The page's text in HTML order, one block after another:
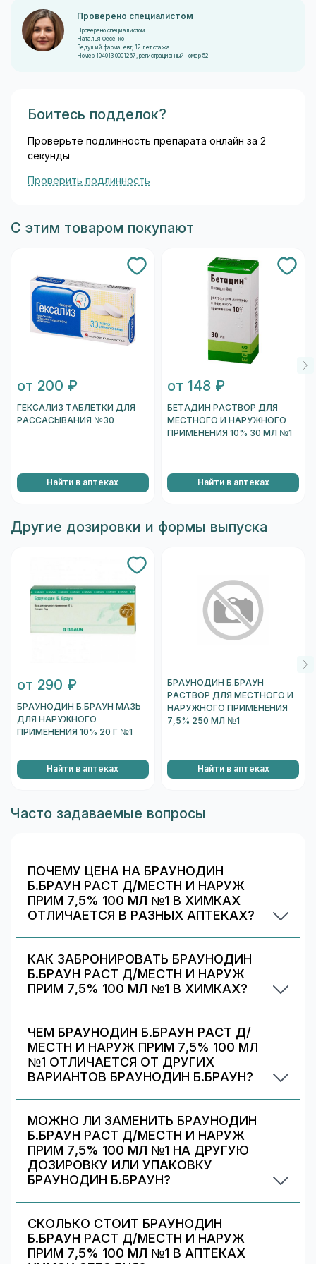
Проверено специалистом
Проверено специалистом
Наталья Фесенко
Ведущий фармацевт, 12 лет стажа
Номер 104013 0001267, регистрационный номер 52
Боитесь подделок?
Проверьте подлинность препарата онлайн за 2
секунды
Проверить подлинность
С этим товаром покупают
от 200 ₽
ГЕКСАЛИЗ ТАБЛЕТКИ ДЛЯ
РАССАСЫВАНИЯ №30
Найти в аптеках
от 148 ₽
БЕТАДИН РАСТВОР ДЛЯ
МЕСТНОГО И НАРУЖНОГО
ПРИМЕНЕНИЯ 10% 30 МЛ №1
Найти в аптеках
Другие дозировки и формы выпуска
от 290 ₽
БРАУНОДИН Б.БРАУН МАЗЬ
ДЛЯ НАРУЖНОГО
ПРИМЕНЕНИЯ 10% 20 Г №1
Найти в аптеках
БРАУНОДИН Б.БРАУН
РАСТВОР ДЛЯ МЕСТНОГО И
НАРУЖНОГО ПРИМЕНЕНИЯ
7,5% 250 МЛ №1
Найти в аптеках
Часто задаваемые вопросы
ПОЧЕМУ ЦЕНА НА БРАУНОДИН
Б.БРАУН РАСТ Д/МЕСТН И НАРУЖ
ПРИМ 7,5% 100 МЛ №1 В ХИМКАХ
ОТЛИЧАЕТСЯ В РАЗНЫХ АПТЕКАХ?
разных аптек в Химках — выбирайте самое
выгодное и удобное по адресу/времени
КАК ЗАБРОНИРОВАТЬ БРАУНОДИН
Б.БРАУН РАСТ Д/МЕСТН И НАРУЖ
ПРИМ 7,5% 100 МЛ №1 В ХИМКАХ?
(если доступно). После оформления получите
номер заказа и выкупите препарат в аптеке.
ЧЕМ БРАУНОДИН Б.БРАУН РАСТ Д/
МЕСТН И НАРУЖ ПРИМ 7,5% 100 МЛ
№1 ОТЛИЧАЕТСЯ ОТ ДРУГИХ
ВАРИАНТОВ БРАУНОДИН Б.БРАУН?
объёмом/упаковкой. В блоке «Формы выпуска»
можно сравнить цены и наличие по другим
вариантам.
МОЖНО ЛИ ЗАМЕНИТЬ БРАУНОДИН
Б.БРАУН РАСТ Д/МЕСТН И НАРУЖ
ПРИМ 7,5% 100 МЛ №1 НА ДРУГУЮ
ДОЗИРОВКУ ИЛИ УПАКОВКУ
БРАУНОДИН Б.БРАУН?
список альтернативных дозировок/упаковок
— сравните наличие и цену. Подбор дозировки
СКОЛЬКО СТОИТ БРАУНОДИН
Б.БРАУН РАСТ Д/МЕСТН И НАРУЖ
ПРИМ 7,5% 100 МЛ №1 В АПТЕКАХ